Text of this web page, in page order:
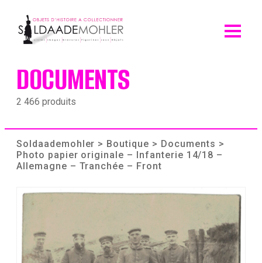
content
DOCUMENTS
2 466 produits
Soldaademohler > Boutique > Documents >
Photo papier originale – Infanterie 14/18 –
Allemagne – Tranchée – Front